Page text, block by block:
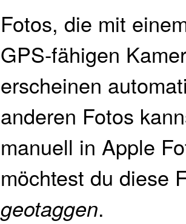
Fotos, die mit
GPS-fähigen
erscheinen
anderen Fotos
manuell in Apple
möchtest du diese
geotaggen.